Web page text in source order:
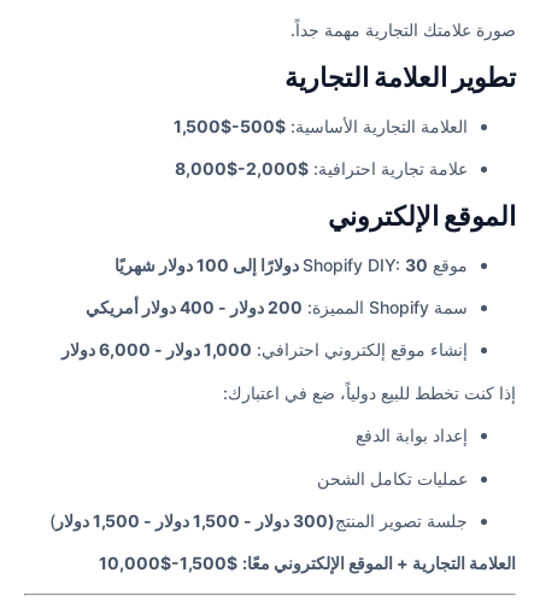
صورة علامتك التجارية مهمة جداً.
تطوير العلامة التجارية
العلامة التجارية الأساسية: $500-$1,500
علامة تجارية احترافية: $2,000-$8,000
الموقع الإلكتروني
موقع Shopify DIY: 30 دولارًا إلى 100 دولار شهريًا
سمة Shopify المميزة: 200 دولار - 400 دولار أمريكي
إنشاء موقع إلكتروني احترافي: 1,000 دولار - 6,000 دولار
إذا كنت تخطط للبيع دولياً، ضع في اعتبارك:
إعداد بوابة الدفع
عمليات تكامل الشحن
جلسة تصوير المنتج(300 دولار - 1,500 دولار - 1,500 دولار )
العلامة التجارية + الموقع الإلكتروني معًا: $1,500-$10,000